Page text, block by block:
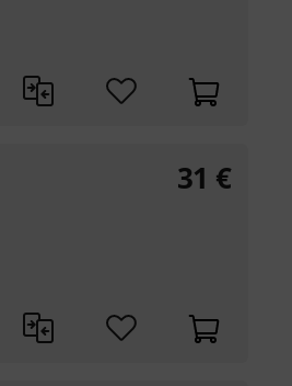
31 €